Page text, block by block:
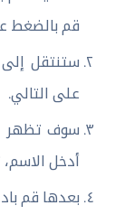
قم بالضغط
ستنتقل إلى
على التالي.
سوف تظهر
أدخل
بعدها قم